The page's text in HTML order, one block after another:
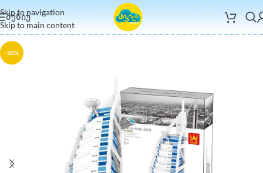
Skip to navigation
Skip to main content
ᲛᲔᲜᲘᲣ
-20%